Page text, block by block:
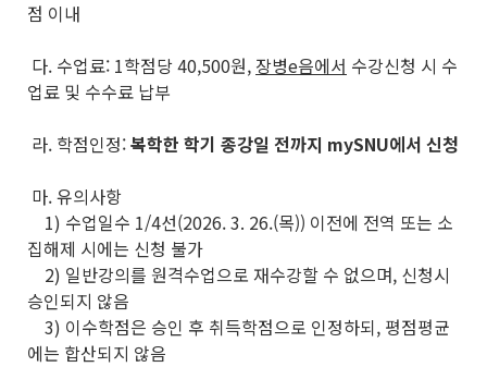
점 이내
다. 수업료: 1학점당 40,500원, 장병e음에서 수강신청 시 수
업료 및 수수료 납부
라. 학점인정:복학한 학기 종강일 전까지 mySNU에서 신청
마. 유의사항
1) 수업일수 1/4선(2026. 3. 26.(목)) 이전에 전역 또는 소
집해제 시에는 신청 불가
2) 일반강의를 원격수업으로 재수강할 수 없으며, 신청시
승인되지 않음
3) 이수학점은 승인 후 취득학점으로 인정하되, 평점평균
에는 합산되지 않음